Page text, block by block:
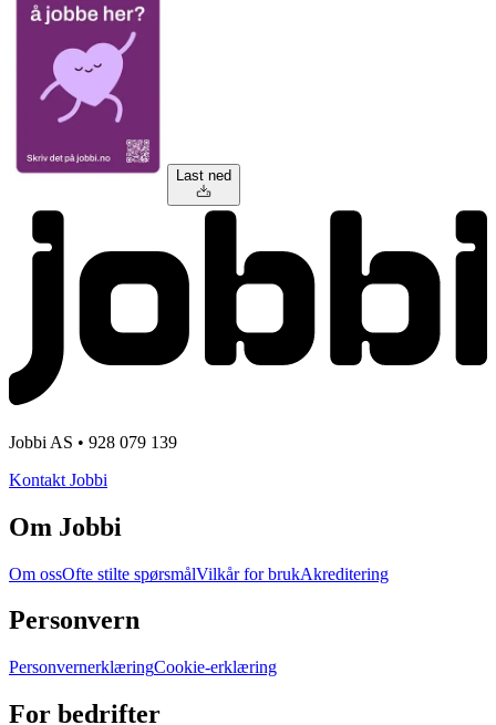
Last ned
Jobbi AS • 928 079 139
Kontakt Jobbi
Om Jobbi
Om ossOfte stilte spørsmålVilkår for brukAkreditering
Personvern
PersonvernerklæringCookie-erklæring
For bedrifter